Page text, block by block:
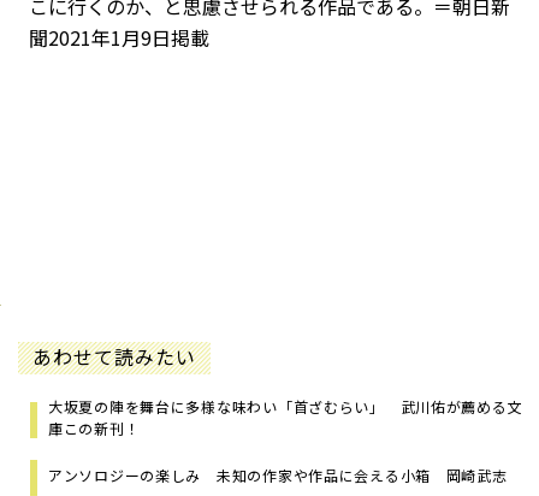
こに行くのか、と思慮させられる作品である。＝朝日新
聞2021年1月9日掲載
あわせて読みたい
大坂夏の陣を舞台に多様な味わい「首ざむらい」 武川佑が薦める文
庫この新刊！
アンソロジーの楽しみ 未知の作家や作品に会える小箱 岡崎武志